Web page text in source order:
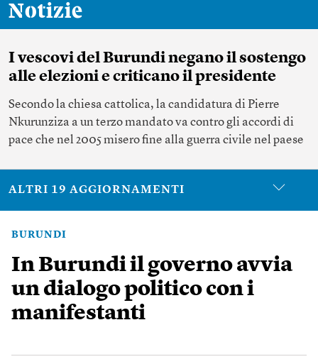
Notizie
I vescovi del Burundi negano il sostengo
alle elezioni e criticano il presidente
Secondo la chiesa cattolica, la candidatura di Pierre
Nkurunziza a un terzo mandato va contro gli accordi di
pace che nel 2005 misero fine alla guerra civile nel paese
ALTRI 19 AGGIORNAMENTI
BURUNDI
In Burundi il governo avvia
un dialogo politico con i
manifestanti